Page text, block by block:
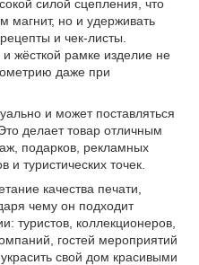
силой сцепления, что
магнит, но и удерживать
и чек-листы.
жёсткой рамке изделие не
даже при
и может поставляться
делает товар отличным
подарков, рекламных
и туристических точек.
качества печати,
чему он подходит
туристов, коллекционеров,
гостей мероприятий
свой дом красивыми